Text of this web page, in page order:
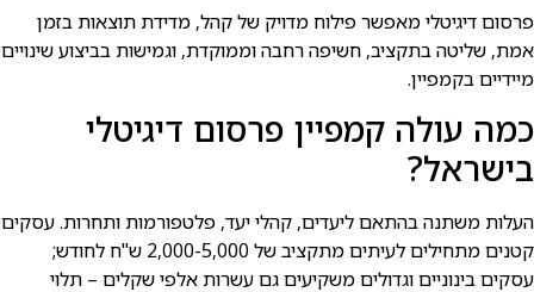
פרסום דיגיטלי מאפשר פילוח מדויק של קהל, מדידת תוצאות בזמן
אמת, שליטה בתקציב, חשיפה רחבה וממוקדת, וגמישות בביצוע שינויים
מיידיים בקמפיין.
כמה עולה קמפיין פרסום דיגיטלי
בישרא⁠ל?
העלות משתנה בהתאם ליעדים, קהלי יעד, פלטפורמות ותחרות. עסקים
קטנים מתחילים לעיתים מתקציב של 2,000-5,000 ש"ח לחודש;
עסקים בינוניים וגדולים משקיעים גם עשרות אלפי שקלים – תלוי